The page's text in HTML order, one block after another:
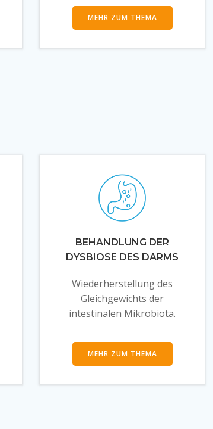
MEHR ZUM THEMA
BEHANDLUNG DER
DYSBIOSE DES DARMS
Wiederherstellung des
Gleichgewichts der
intestinalen Mikrobiota.
MEHR ZUM THEMA